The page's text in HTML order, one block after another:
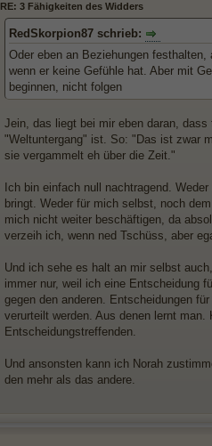
RE: 3 Fähigkeiten des Widders
RedSkorpion87 schrieb:
Oder eben an Beziehungen
wenn er keine Gefühle hat. Aber mit
beginnen, nicht folgen
Jein, das liegt bei mir eben daran,
"Weltuntergang" ist. So: "Das ist zwar
sie vergammelt eh über die Zeit."
Ich bin einfach null nachtragend.
bringt. Weder für mich selbst, noch
mich nicht weiter beschäftigen, da
verzeih ich, wenn ned Tschüss, aber
Und ich sehe es halt an mir selbst
immer nur, weil ich eine Entscheidung
gegen den anderen. Entscheidungen
verurteilt werden. Aus denen lernt
Entscheidungstreffenden.
Und ansonsten kann ich Norah
den mehr als das andere.